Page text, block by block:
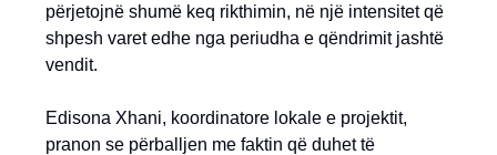
përjetojnë shumë keq rikthimin, në një intensitet që
shpesh varet edhe nga periudha e qëndrimit jashtë
vendit.
Edisona Xhani, koordinatore lokale e projektit,
pranon se përballjen me faktin që duhet të